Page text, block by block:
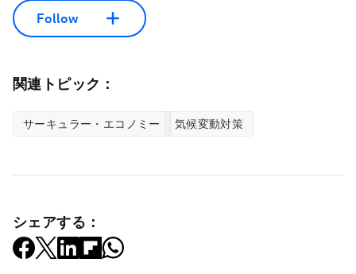
Follow
関連トピック：
サーキュラー・エコノミー 気候変動対策
シェアする：